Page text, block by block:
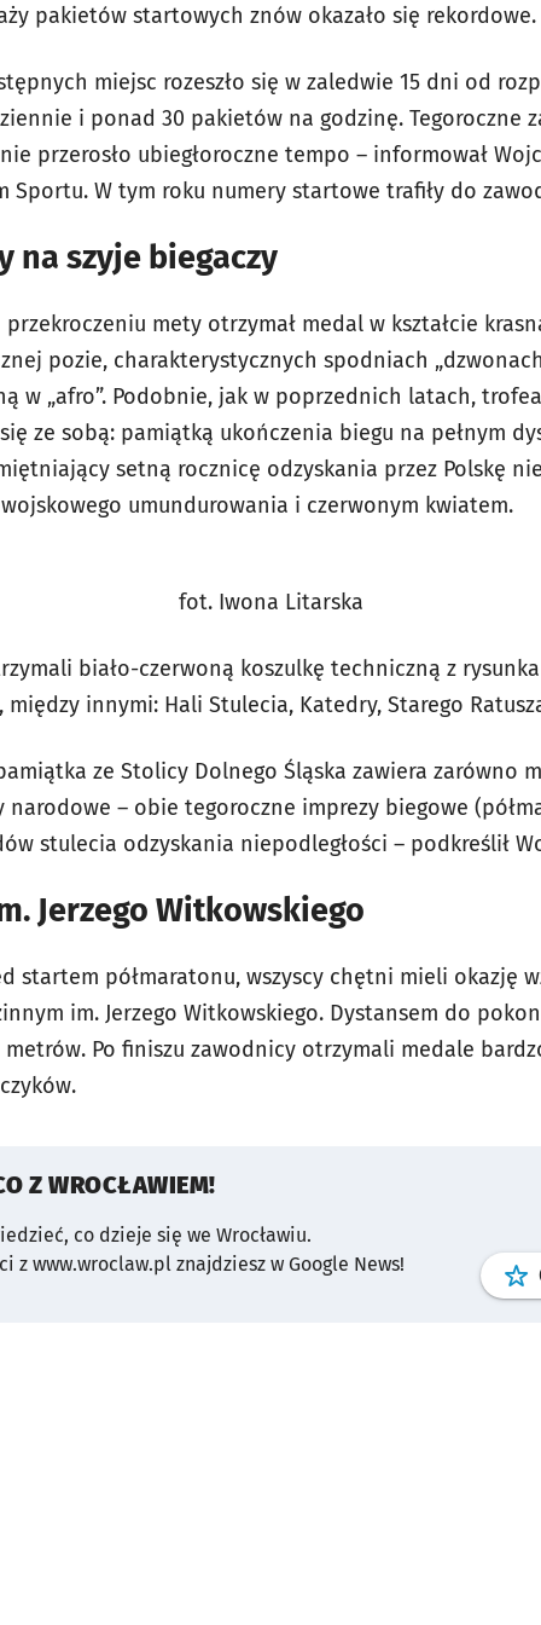
pakietów startowych znów okazało się rekordowe.
miejsc rozeszło się w zaledwie 15 dni od
i ponad 30 pakietów na godzinę. Tegoroczne
przerosło ubiegłoroczne tempo – informował
Sportu. W tym roku numery startowe trafiły do
na szyje biegaczy
mety otrzymał medal w kształcie
pozie, charakterystycznych spodniach
w „afro”. Podobnie, jak w poprzednich latach,
ze sobą: pamiątką ukończenia biegu na pełnym
setną rocznicę odzyskania przez Polskę
umundurowania i czerwonym kwiatem.
fot. Iwona Litarska
biało-czerwoną koszulkę techniczną z
między innymi: Hali Stulecia, Katedry, Starego
ze Stolicy Dolnego Śląska zawiera zarówno
narodowe – obie tegoroczne imprezy biegowe
stulecia odzyskania niepodległości – podkreślił
Jerzego Witkowskiego
startem półmaratonu, wszyscy chętni mieli okazję
im. Jerzego Witkowskiego. Dystansem do
metrów. Po finiszu zawodnicy otrzymali medale
Z WROCŁAWIEM!
co dzieje się we Wrocławiu.
z www.wroclaw.pl znajdziesz w Google News!